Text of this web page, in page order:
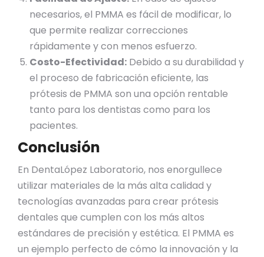
necesarios, el PMMA es fácil de modificar, lo
que permite realizar correcciones
rápidamente y con menos esfuerzo.
Costo-Efectividad: Debido a su durabilidad y
el proceso de fabricación eficiente, las
prótesis de PMMA son una opción rentable
tanto para los dentistas como para los
pacientes.
Conclusión
En DentaLópez Laboratorio, nos enorgullece
utilizar materiales de la más alta calidad y
tecnologías avanzadas para crear prótesis
dentales que cumplen con los más altos
estándares de precisión y estética. El PMMA es
un ejemplo perfecto de cómo la innovación y la